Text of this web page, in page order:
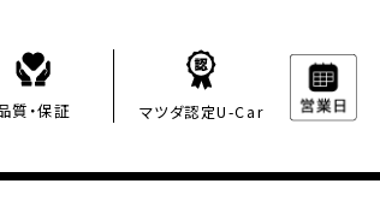
質・保証 マツダ認定U-Car